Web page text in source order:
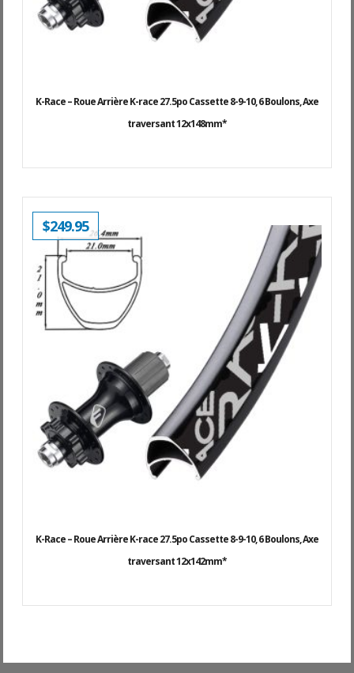
K-Race – Roue Arrière K-race 27.5po Cassette 8-9-10, 6 Boulons, Axe
traversant 12x148mm*
K-Race – Roue Arrière K-race 27.5po Cassette 8-9-10, 6 Boulons, Axe
traversant 12x142mm*
$249.95